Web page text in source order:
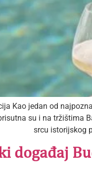
Kao jedan od
su i na tržištima
srcu istorijskog
događaj